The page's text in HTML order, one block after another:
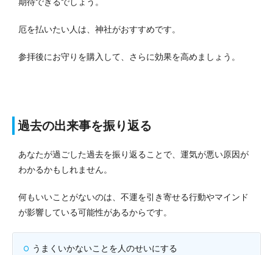
厄を払いたい人は、神社がおすすめです。
参拝後にお守りを購入して、さらに効果を高めましょう。
過去の出来事を振り返る
あなたが過ごした過去を振り返ることで、運気が悪い原因が
わかるかもしれません。
何もいいことがないのは、不運を引き寄せる行動やマインド
が影響している可能性があるからです。
うまくいかないことを人のせいにする